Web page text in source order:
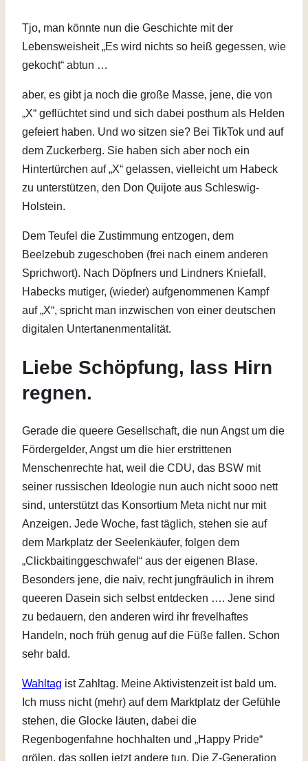
Tjo, man könnte nun die Geschichte mit der
Lebensweisheit „Es wird nichts so heiß gegessen, wie
gekocht“ abtun …
aber, es gibt ja noch die große Masse, jene, die von
„X“ geflüchtet sind und sich dabei posthum als Helden
gefeiert haben. Und wo sitzen sie? Bei TikTok und auf
dem Zuckerberg. Sie haben sich aber noch ein
Hintertürchen auf „X“ gelassen, vielleicht um Habeck
zu unterstützen, den Don Quijote aus Schleswig-
Holstein.
Dem Teufel die Zustimmung entzogen, dem
Beelzebub zugeschoben (frei nach einem anderen
Sprichwort). Nach Döpfners und Lindners Kniefall,
Habecks mutiger, (wieder) aufgenommenen Kampf
auf „X“, spricht man inzwischen von einer deutschen
digitalen Untertanenmentalität.
Liebe Schöpfung, lass Hirn
regnen.
Gerade die queere Gesellschaft, die nun Angst um die
Fördergelder, Angst um die hier erstrittenen
Menschenrechte hat, weil die CDU, das BSW mit
seiner russischen Ideologie nun auch nicht sooo nett
sind, unterstützt das Konsortium Meta nicht nur mit
Anzeigen. Jede Woche, fast täglich, stehen sie auf
dem Markplatz der Seelenkäufer, folgen dem
„Clickbaitinggeschwafel“ aus der eigenen Blase.
Besonders jene, die naiv, recht jungfräulich in ihrem
queeren Dasein sich selbst entdecken …. Jene sind
zu bedauern, den anderen wird ihr frevelhaftes
Handeln, noch früh genug auf die Füße fallen. Schon
sehr bald.
Wahltag ist Zahltag. Meine Aktivistenzeit ist bald um.
Ich muss nicht (mehr) auf dem Marktplatz der Gefühle
stehen, die Glocke läuten, dabei die
Regenbogenfahne hochhalten und „Happy Pride“
grölen, das sollen jetzt andere tun. Die Z-Generation